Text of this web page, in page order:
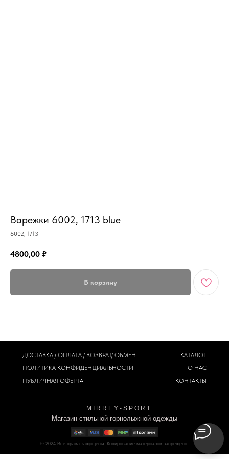
Варежки 6002, 1713 blue
6002, 1713
4800,00 ₽
В корзину
M I R R E Y - S P O R T
Магазин стильной горнолыжной одежды
© 2024 Все права защищены. Копирование материалов запрещено.
ДОСТАВКА / ОПЛАТА / ВОЗВРАТ/ ОБМЕН
ПОЛИТИКА КОНФИДЕНЦИАЛЬНОСТИ
ПУБЛИЧНАЯ ОФЕРТА
КАТАЛОГ
О НАС
КОНТАКТЫ